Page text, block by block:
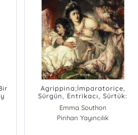
Agrippina;İmparatoriçe,
Sürgün, Entrikacı, Sürtük:
Roma Dünyasının En Sıra Dışı
Kadınının Hikâyesi
Emma Southon
Pinhan Yayıncılık